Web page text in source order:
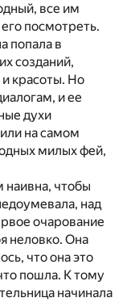
все им
посмотреть.
попала в
созданий,
красоты. Но
и ее
духи
на самом
милых фей,
чтобы
над
очарование
неловко. Она
что она это
пошла. К тому
начинала